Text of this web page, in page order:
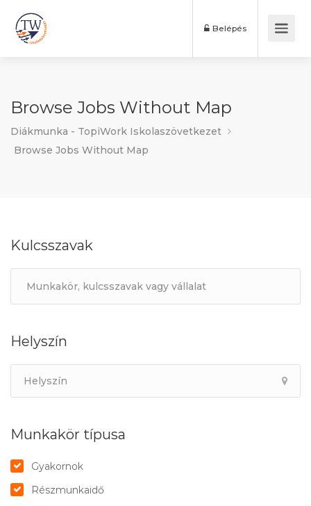
Belépés
Browse Jobs Without Map
Diákmunka - TopiWork Iskolaszövetkezet
Browse Jobs Without Map
Kulcsszavak
Helyszín
Munkakör típusa
Gyakornok
Részmunkaidő